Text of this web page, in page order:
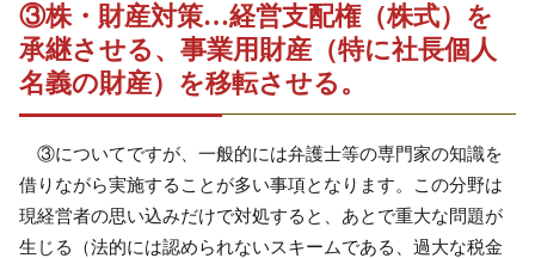
③株・財産対策…経営支配権（株式）を
承継させる、事業用財産（特に社長個人
名義の財産）を移転させる。
③についてですが、一般的には弁護士等の専門家の知識を
借りながら実施することが多い事項となります。この分野は
現経営者の思い込みだけで対処すると、あとで重大な問題が
生じる（法的には認められないスキームである、過大な税金